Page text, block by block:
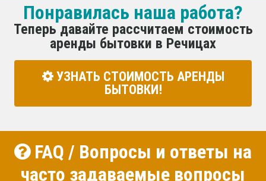
Понравилась наша работа?
Теперь давайте рассчитаем стоимость
аренды бытовки в Речицах
УЗНАТЬ СТОИМОСТЬ АРЕНДЫ
БЫТОВКИ!
FAQ / Вопросы и ответы на
часто задаваемые вопросы